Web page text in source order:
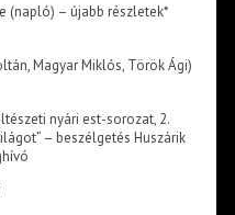
(napló) – újabb részletek*
Magyar Miklós, Török Ági)
nyári est-sorozat, 2.
– beszélgetés Huszárik